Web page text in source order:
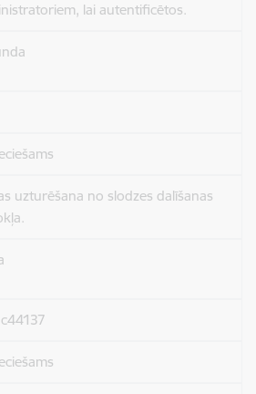
lai autentificētos.
uzturēšana no slodzes dalīšanas